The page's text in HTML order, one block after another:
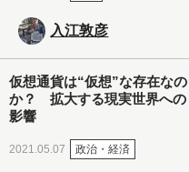
入江敦彦
仮想通貨は“仮想”な存在なの
か？ 拡大する現実世界への
影響
2021.05.07 政治・経済